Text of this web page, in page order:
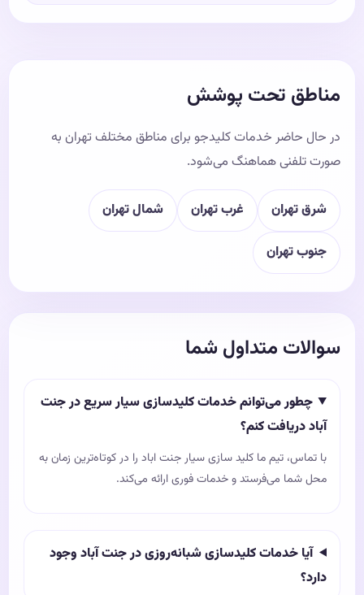
مناطق تحت پوشش
در حال حاضر خدمات کلیدجو برای مناطق مختلف تهران به
صورت تلفنی هماهنگ می‌شود.
شرق تهران غرب تهران شمال تهران
جنوب تهران
سوالات متداول شما
چطور می‌توانم خدمات کلیدسازی سیار سریع در جنت
آباد دریافت کنم؟
با تماس، تیم ما کلید سازی سیار جنت اباد را در کوتاه‌ترین زمان به
محل شما می‌فرستد و خدمات فوری ارائه می‌کند.
آیا خدمات کلیدسازی شبانه‌روزی در جنت آباد وجود
دارد؟